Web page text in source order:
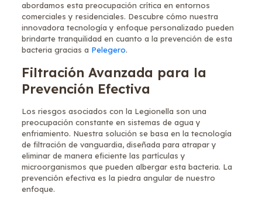
abordamos esta preocupación crítica en entornos
comerciales y residenciales. Descubre cómo nuestra
innovadora tecnología y enfoque personalizado pueden
brindarte tranquilidad en cuanto a la prevención de esta
bacteria gracias a Pelegero.
Filtración Avanzada para la
Prevención Efectiva
Los riesgos asociados con la Legionella son una
preocupación constante en sistemas de agua y
enfriamiento. Nuestra solución se basa en la tecnología
de filtración de vanguardia, diseñada para atrapar y
eliminar de manera eficiente las partículas y
microorganismos que pueden albergar esta bacteria. La
prevención efectiva es la piedra angular de nuestro
enfoque.